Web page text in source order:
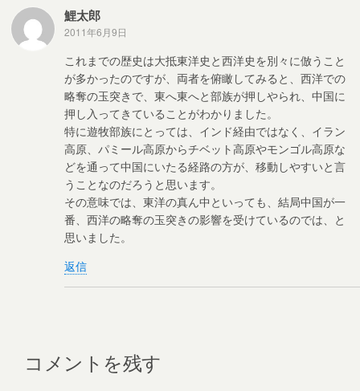
鯉太郎
2011年6月9日
これまでの歴史は大抵東洋史と西洋史を別々に倣うこと
が多かったのですが、両者を俯瞰してみると、西洋での
略奪の玉突きで、東へ東へと部族が押しやられ、中国に
押し入ってきていることがわかりました。
特に遊牧部族にとっては、インド経由ではなく、イラン
高原、パミール高原からチベット高原やモンゴル高原な
どを通って中国にいたる経路の方が、移動しやすいと言
うことなのだろうと思います。
その意味では、東洋の真ん中といっても、結局中国が一
番、西洋の略奪の玉突きの影響を受けているのでは、と
思いました。
返信
コメントを残す